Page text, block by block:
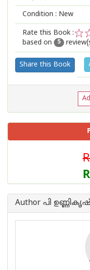
Condition : New
Rate this Book :
2
1
based on
5
Share this Book
Author പി